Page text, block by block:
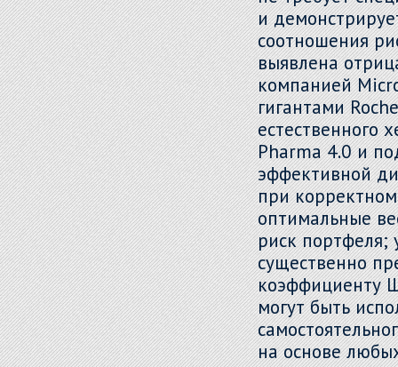
и
соотношения
выявлена
компанией
гигантами
естественного
Pharma 4.0 и
эффективной
при
оптимальные
риск портфеля;
существенно
коэффициенту
могут быть
на основе